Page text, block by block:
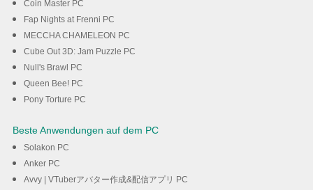
Coin Master PC
Fap Nights at Frenni PC
MECCHA CHAMELEON PC
Cube Out 3D: Jam Puzzle PC
Null's Brawl PC
Queen Bee! PC
Pony Torture PC
Beste Anwendungen auf dem PC
Solakon PC
Anker PC
Avvy | VTuberアバター作成&配信アプリ PC